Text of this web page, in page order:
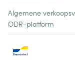
Algemene
ODR-platform